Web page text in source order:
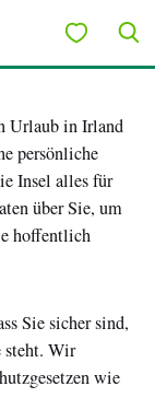
Urlaub in Irland
persönliche
Insel alles für
über Sie, um
hoffentlich
Sie sicher sind,
steht. Wir
wie